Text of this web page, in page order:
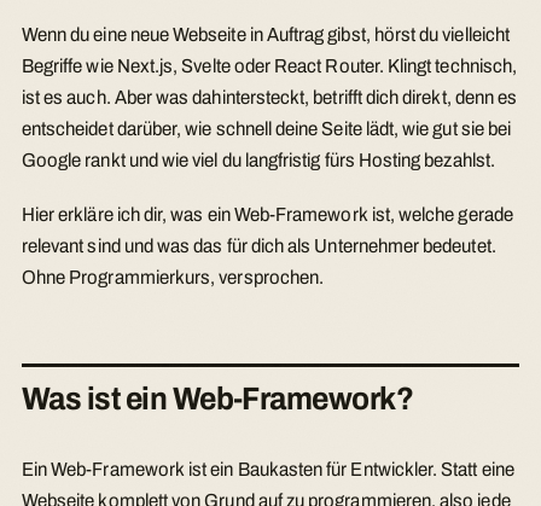
Wenn du eine neue Webseite in Auftrag gibst, hörst du vielleicht
Begriffe wie Next.js, Svelte oder React Router. Klingt technisch,
ist es auch. Aber was dahintersteckt, betrifft dich direkt, denn es
entscheidet darüber, wie schnell deine Seite lädt, wie gut sie bei
Google rankt und wie viel du langfristig fürs Hosting bezahlst.
Hier erkläre ich dir, was ein Web-Framework ist, welche gerade
relevant sind und was das für dich als Unternehmer bedeutet.
Ohne Programmierkurs, versprochen.
Was ist ein Web-Framework?
Ein Web-Framework ist ein Baukasten für Entwickler. Statt eine
Webseite komplett von Grund auf zu programmieren, also jede